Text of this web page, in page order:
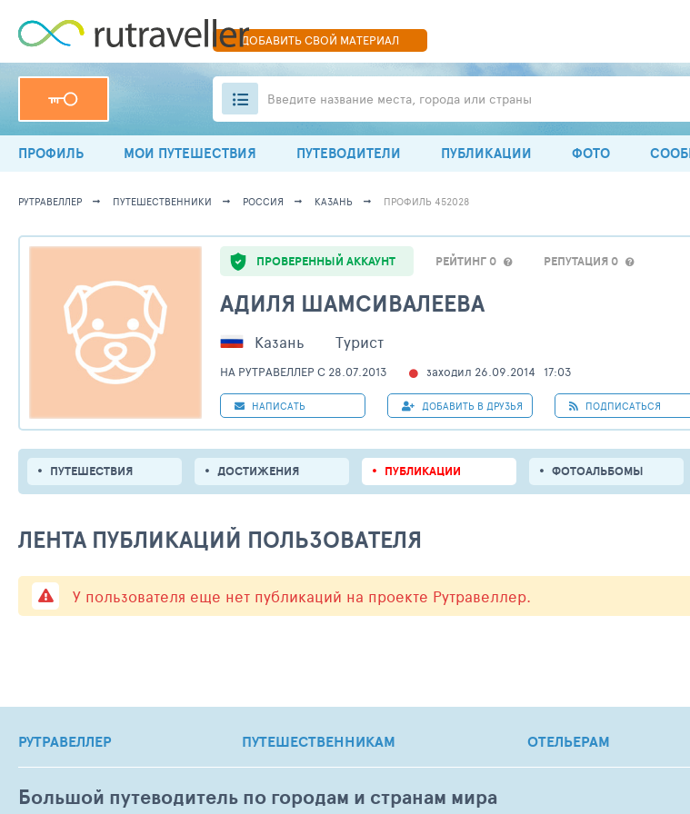
ДОБАВИТЬСВОЙ МАТЕРИАЛ
Введите название места, города или страны
ПРОФИЛЬ МОИ ПУТЕШЕСТВИЯ ПУТЕВОДИТЕЛИ ПУБЛИКАЦИИ ФОТО
РУТРАВЕЛЛЕР ПУТЕШЕСТВЕННИКИ РОССИЯ КАЗАНЬ ПРОФИЛЬ 452028
ПРОВЕРЕННЫЙ АККАУНТ РЕЙТИНГ 0 РЕПУТАЦИЯ 0
АДИЛЯ ШАМСИВАЛЕЕВА
Казань Турист
НА РУТРАВЕЛЛЕР C 28.07.2013 заходил 26.09.2014 17:03
НАПИСАТЬ ДОБАВИТЬ В ДРУЗЬЯ ПОДПИСАТЬСЯ
ПУТЕШЕСТВИЯ ДОСТИЖЕНИЯ ПУБЛИКАЦИИ ФОТОАЛЬБОМЫ
ЛЕНТА ПУБЛИКАЦИЙ ПОЛЬЗОВАТЕЛЯ
У пользователя еще нет публикаций на проекте Рутравеллер.
РУТРАВЕЛЛЕР ПУТЕШЕСТВЕННИКАМ ОТЕЛЬЕРАМ
Большой путеводитель по городам и странам мира